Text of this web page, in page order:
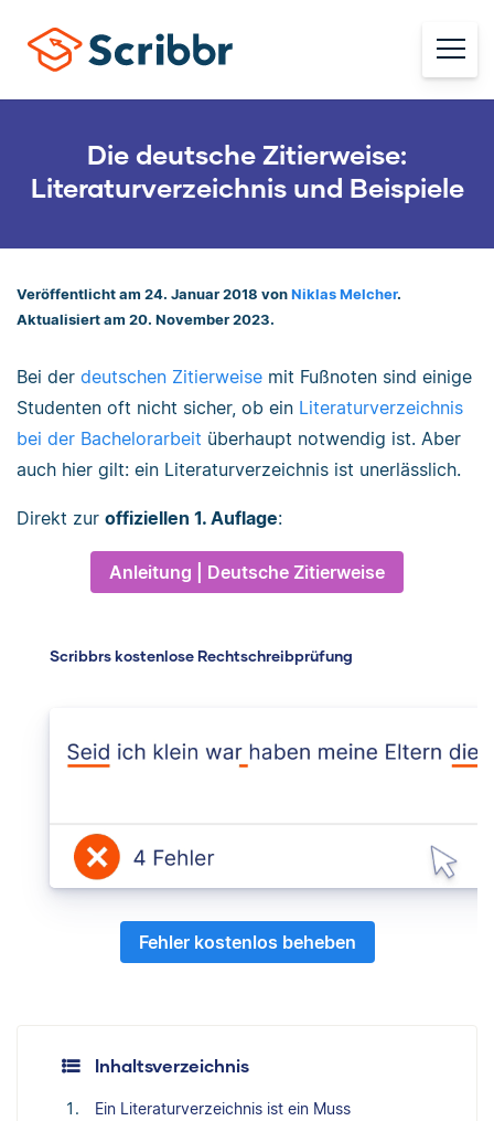
Die deutsche Zitierweise:
Literaturverzeichnis und Beispiele
Veröffentlicht am 24. Januar 2018 von Niklas Melcher.
Aktualisiert am 20. November 2023.
Bei der deutschen Zitierweise mit Fußnoten sind einige
Studenten oft nicht sicher, ob ein Literaturverzeichnis
bei der Bachelorarbeit überhaupt notwendig ist. Aber
auch hier gilt: ein Literaturverzeichnis ist unerlässlich.
Direkt zur offiziellen 1. Auflage:
Anleitung | Deutsche Zitierweise
Scribbrs kostenlose Rechtschreibprüfung
Fehler kostenlos beheben
Inhaltsverzeichnis
Ein Literaturverzeichnis ist ein Muss